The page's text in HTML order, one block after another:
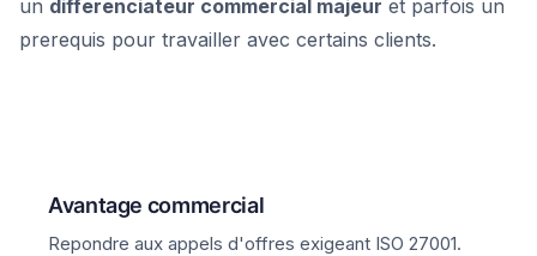
un differenciateur commercial majeur et parfois un
prerequis pour travailler avec certains clients.
Avantage commercial
Repondre aux appels d'offres exigeant ISO 27001.